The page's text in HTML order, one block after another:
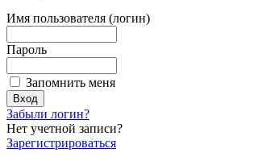
Имя пользователя (логин)
Пароль
Запомнить меня
Забыли логин?
Нет учетной записи?
Зарегистрироваться